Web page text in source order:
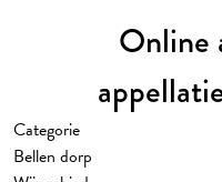
Online
Categorie
Bellen dorp